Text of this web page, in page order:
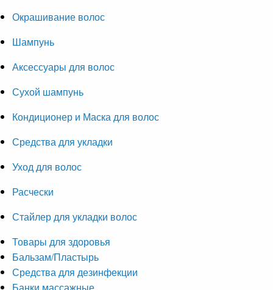
Окрашивание волос
Шампунь
Аксессуары для волос
Сухой шампунь
Кондиционер и Маска для волос
Средства для укладки
Уход для волос
Расчески
Стайлер для укладки волос
Товары для здоровья
Бальзам/Пластырь
Средства для дезинфекции